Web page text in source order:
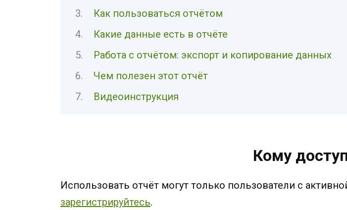
Как пользоваться отчётом
Какие данные есть в отчёте
Работа с отчётом: экспорт и копирование данных
Чем полезен этот отчёт
Видеоинструкция
Кому
Использовать отчёт могут только пользователи с
зарегистрируйтесь.